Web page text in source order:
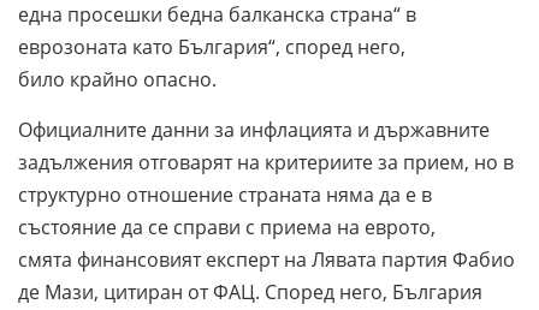
една просешки бедна балканска страна“ в
еврозоната като България“, според него,
било крайно опасно.
Официалните данни за инфлацията и държавните
задължения отговарят на критериите за прием, но в
структурно отношение страната няма да е в
състояние да се справи с приема на еврото,
смята финансовият експерт на Лявата партия Фабио
де Мази, цитиран от ФАЦ. Според него, България